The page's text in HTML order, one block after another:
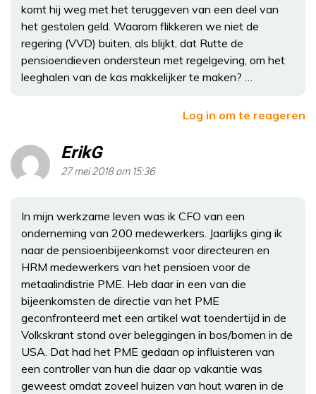
komt hij weg met het teruggeven van een deel van
het gestolen geld. Waarom flikkeren we niet de
regering (VVD) buiten, als blijkt, dat Rutte de
pensioendieven ondersteun met regelgeving, om het
leeghalen van de kas makkelijker te maken? …
Log in om te reageren
ErikG
27 mei 2018 om 15:36
In mijn werkzame leven was ik CFO van een
onderneming van 200 medewerkers. Jaarlijks ging ik
naar de pensioenbijeenkomst voor directeuren en
HRM medewerkers van het pensioen voor de
metaalindistrie PME. Heb daar in een van die
bijeenkomsten de directie van het PME
geconfronteerd met een artikel wat toendertijd in de
Volkskrant stond over beleggingen in bos/bomen in de
USA. Dat had het PME gedaan op influisteren van
een controller van hun die daar op vakantie was
geweest omdat zoveel huizen van hout waren in de